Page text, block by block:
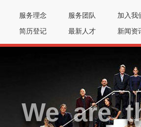
服务理念 服务团队 加入我
简历登记 最新人才 新闻资
We are